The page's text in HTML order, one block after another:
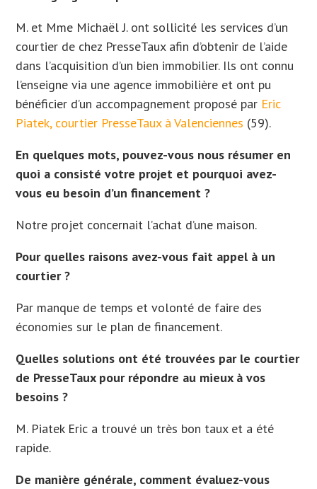
M. et Mme Michaël J. ont sollicité les services d’un
courtier de chez PresseTaux afin d’obtenir de l’aide
dans l’acquisition d’un bien immobilier. Ils ont connu
l’enseigne via une agence immobilière et ont pu
bénéficier d’un accompagnement proposé par Eric
Piatek, courtier PresseTaux à Valenciennes (59).
En quelques mots, pouvez-vous nous résumer en
quoi a consisté votre projet et pourquoi avez-
vous eu besoin d’un financement ?
Notre projet concernait l’achat d’une maison.
Pour quelles raisons avez-vous fait appel à un
courtier ?
Par manque de temps et volonté de faire des
économies sur le plan de financement.
Quelles solutions ont été trouvées par le courtier
de PresseTaux pour répondre au mieux à vos
besoins ?
M. Piatek Eric a trouvé un très bon taux et a été
rapide.
De manière générale, comment évaluez-vous